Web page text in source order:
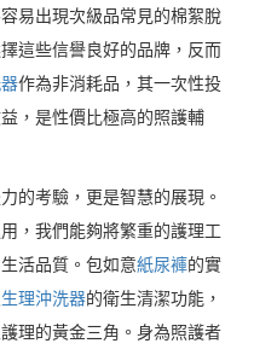
易出現次級品常見的棉絮脫
這些信譽良好的品牌，反而
作為非消耗品，其一次性投
，是性價比極高的照護輔
的考驗，更是智慧的展現。
，我們能夠將繁重的護理工
活品質。包如意紙尿褲的實
生理沖洗器的衛生清潔功能，
理的黃金三角。身為照護者